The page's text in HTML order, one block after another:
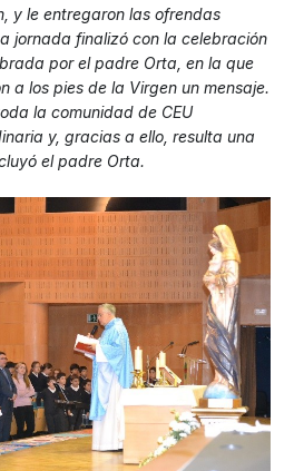
y le entregaron las ofrendas
jornada finalizó con la celebración
por el padre Orta, en la que
a los pies de la Virgen un mensaje.
la comunidad de CEU
y, gracias a ello, resulta una
el padre Orta.